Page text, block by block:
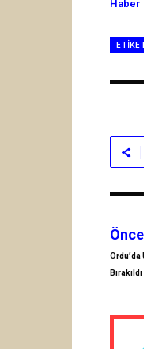
Haber
Ordu’da
Bırakıldı